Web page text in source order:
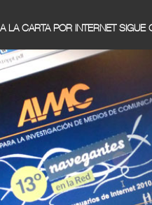
LA CARTA POR INTERNET SIGUE